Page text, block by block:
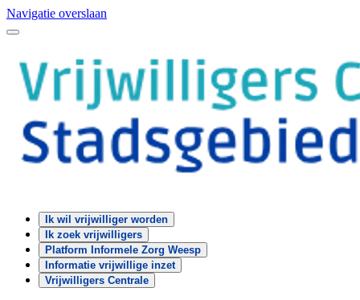
Navigatie overslaan
Ik wil vrijwilliger worden
Ik zoek vrijwilligers
Platform Informele Zorg Weesp
Informatie vrijwillige inzet
Vrijwilligers Centrale